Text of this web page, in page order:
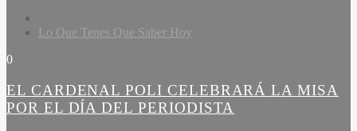
Lo Que Tenes Que Saber Hoy
0
EL CARDENAL POLI CELEBRARÁ LA MISA
POR EL DÍA DEL PERIODISTA